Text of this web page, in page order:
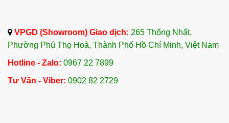
VPGD (Showroom) Giao dịch: 265 Thống Nhất,
Phường Phú Thọ Hoà, Thành Phố Hồ Chí Minh, Việt Nam
Hotline - Zalo: 0967 22 7899
Tư Vấn - Viber: 0902 82 2729